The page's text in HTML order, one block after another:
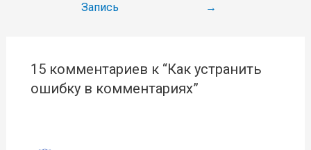
Запись
→
15 комментариев к “Как устранить
ошибку в комментариях”